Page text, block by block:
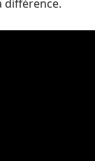
différence.